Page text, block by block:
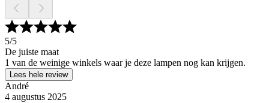
5/5
De juiste maat
1 van de weinige winkels waar je deze lampen nog kan krijgen.
Lees hele review
André
4 augustus 2025